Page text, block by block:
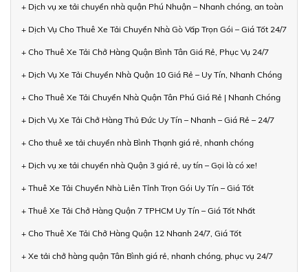
+ Dịch vụ xe tải chuyển nhà quận Phú Nhuận – Nhanh chóng, an toàn
+ Dịch Vụ Cho Thuê Xe Tải Chuyển Nhà Gò Vấp Trọn Gói – Giá Tốt 24/7
+ Cho Thuê Xe Tải Chở Hàng Quận Bình Tân Giá Rẻ, Phục Vụ 24/7
+ Dịch Vụ Xe Tải Chuyển Nhà Quận 10 Giá Rẻ – Uy Tín, Nhanh Chóng
+ Cho Thuê Xe Tải Chuyển Nhà Quận Tân Phú Giá Rẻ | Nhanh Chóng
+ Dịch Vụ Xe Tải Chở Hàng Thủ Đức Uy Tín – Nhanh – Giá Rẻ – 24/7
+ Cho thuê xe tải chuyển nhà Bình Thạnh giá rẻ, nhanh chóng
+ Dịch vụ xe tải chuyển nhà Quận 3 giá rẻ, uy tín – Gọi là có xe!
+ Thuê Xe Tải Chuyển Nhà Liên Tỉnh Trọn Gói Uy Tín – Giá Tốt
+ Thuê Xe Tải Chở Hàng Quận 7 TPHCM Uy Tín – Giá Tốt Nhất
+ Cho Thuê Xe Tải Chở Hàng Quận 12 Nhanh 24/7, Giá Tốt
+ Xe tải chở hàng quận Tân Bình giá rẻ, nhanh chóng, phục vụ 24/7